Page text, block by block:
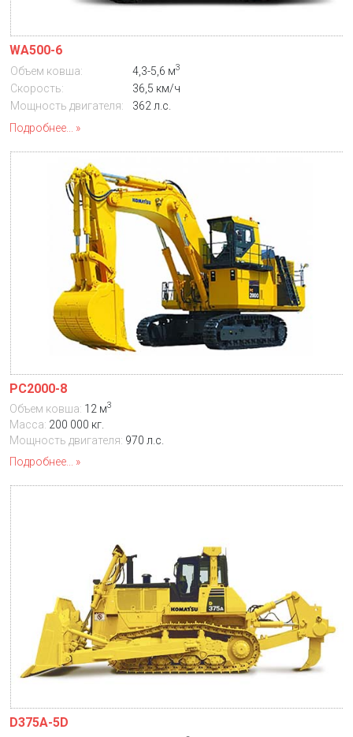
WA500-6
Объем ковша: 4,3-5,6 м3
Скорость:
36,5 км/ч
Мощность двигателя:
362 л.с.
Подробнее...
PC2000-8
Объем ковша: 12 м3
Масса: 200 000 кг.
Мощность двигателя: 970 л.с.
Подробнее...
D375A-5D